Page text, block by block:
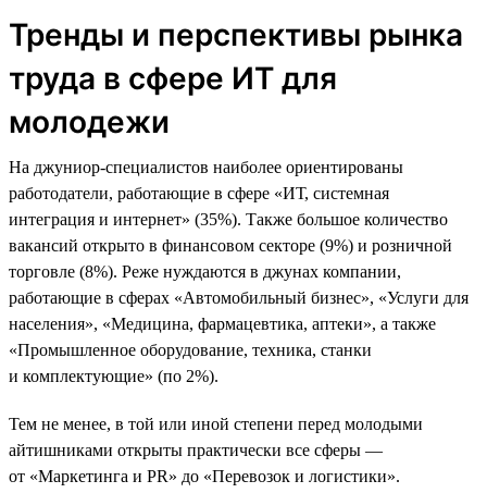
Тренды и перспективы рынка
труда в сфере ИТ для
молодежи
На джуниор-специалистов наиболее ориентированы
работодатели, работающие в сфере «ИТ, системная
интеграция и интернет» (35%). Также большое количество
вакансий открыто в финансовом секторе (9%) и розничной
торговле (8%). Реже нуждаются в джунах компании,
работающие в сферах «Автомобильный бизнес», «Услуги для
населения», «Медицина, фармацевтика, аптеки», а также
«Промышленное оборудование, техника, станки
и комплектующие» (по 2%).
Тем не менее, в той или иной степени перед молодыми
айтишниками открыты практически все сферы —
от «Маркетинга и PR» до «Перевозок и логистики».